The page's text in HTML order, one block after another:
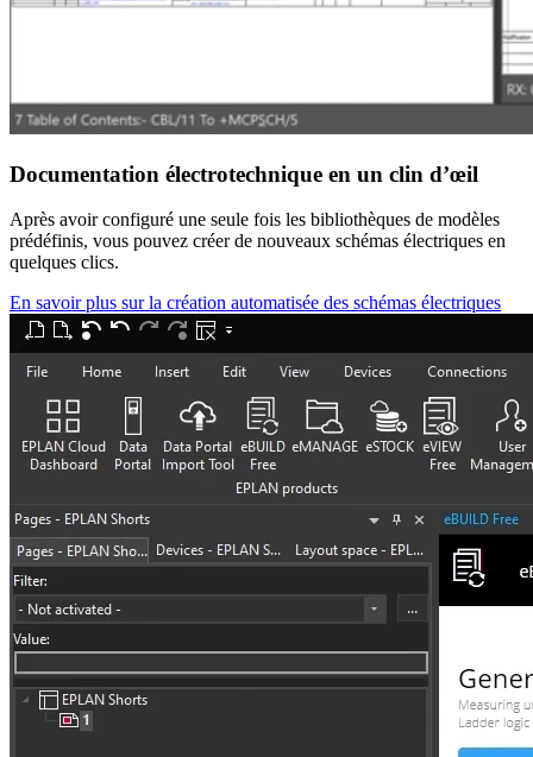
Documentation électrotechnique en un clin d’œil
Après avoir configuré une seule fois les bibliothèques de modèles
prédéfinis, vous pouvez créer de nouveaux schémas électriques en
quelques clics.
En savoir plus sur la création automatisée des schémas électriques